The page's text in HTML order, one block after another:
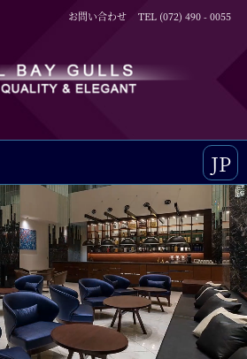
TEL (072) 490 - 0055
お問い合わせ
JP